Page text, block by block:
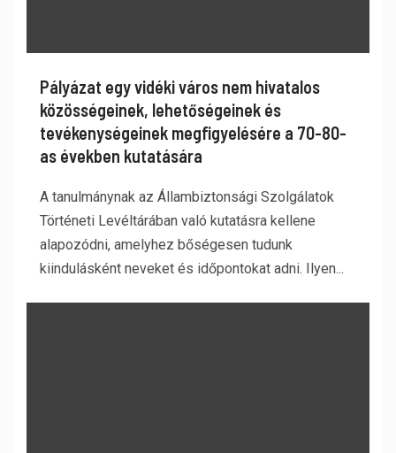
Pályázat egy vidéki város nem hivatalos
közösségeinek, lehetőségeinek és
tevékenységeinek megfigyelésére a 70-80-
as években kutatására
A tanulmánynak az Állambiztonsági Szolgálatok
Történeti Levéltárában való kutatásra kellene
alapozódni, amelyhez bőségesen tudunk
kiindulásként neveket és időpontokat adni. Ilyen...